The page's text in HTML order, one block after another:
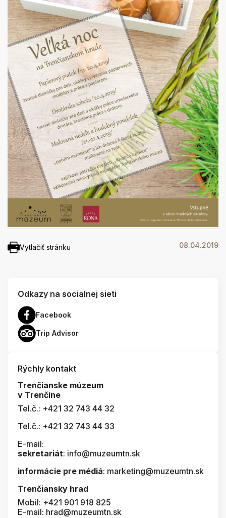
Vytlačiť stránku 08.04.2019
Odkazy na socialnej sieti
Facebook
Trip Advisor
Rýchly kontakt
Trenčianske múzeum
v Trenčíne
Tel.č.: +421 32 743 44 32
Tel.č.: +421 32 743 44 33
E-mail:
sekretariát: info@muzeumtn.sk
informácie pre médiá: marketing@muzeumtn.sk
Trenčiansky hrad
Mobil: +421 901 918 825
E-mail: hrad@muzeumtn.sk